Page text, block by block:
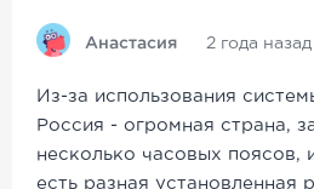
Анастасия 2 года назад
Из-за использования
Россия - огромная страна,
несколько часовых поясов,
есть разная установленная